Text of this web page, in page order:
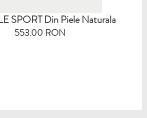
SPORT Din Piele Naturala
553.00 RON